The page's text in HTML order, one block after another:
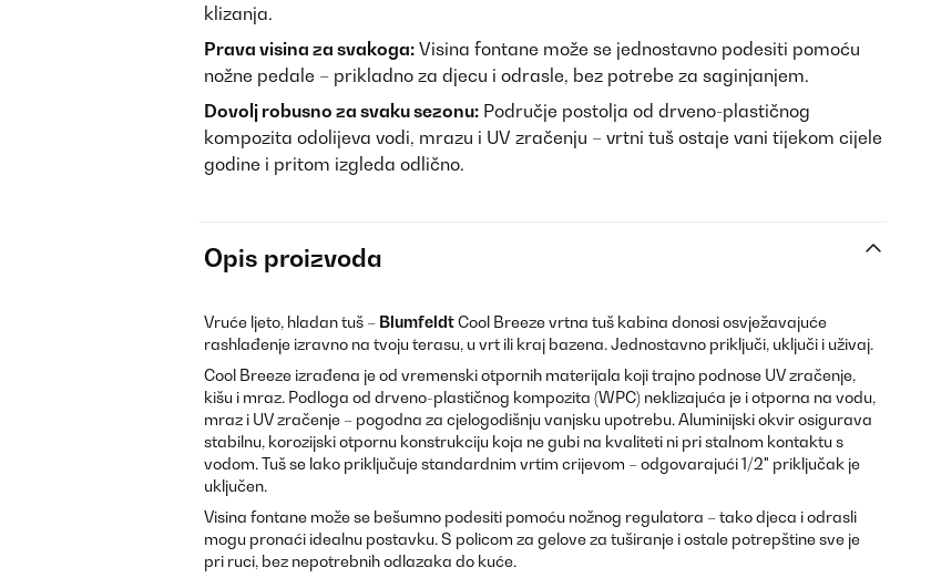
klizanja.
Prava visina za svakoga: Visina fontane može se jednostavno podesiti pomoću
nožne pedale – prikladno za djecu i odrasle, bez potrebe za saginjanjem.
Dovolj robusno za svaku sezonu: Područje postolja od drveno-plastičnog
kompozita odolijeva vodi, mrazu i UV zračenju – vrtni tuš ostaje vani tijekom cijele
godine i pritom izgleda odlično.
Opis proizvoda
Vruće ljeto, hladan tuš – BlumfeldtCool Breeze vrtna tuš kabina donosi osvježavajuće
rashlađenje izravno na tvoju terasu, u vrt ili kraj bazena. Jednostavno priključi, uključi i uživaj.
Cool Breeze izrađena je od vremenski otpornih materijala koji trajno podnose UV zračenje,
kišu i mraz. Podloga od drveno-plastičnog kompozita (WPC) neklizajuća je i otporna na vodu,
mraz i UV zračenje – pogodna za cjelogodišnju vanjsku upotrebu. Aluminijski okvir osigurava
stabilnu, korozijski otpornu konstrukciju koja ne gubi na kvaliteti ni pri stalnom kontaktu s
vodom. Tuš se lako priključuje standardnim vrtim crijevom – odgovarajući 1/2" priključak je
uključen.
Visina fontane može se bešumno podesiti pomoću nožnog regulatora – tako djeca i odrasli
mogu pronaći idealnu postavku. S policom za gelove za tuširanje i ostale potrepštine sve je
pri ruci, bez nepotrebnih odlazaka do kuće.